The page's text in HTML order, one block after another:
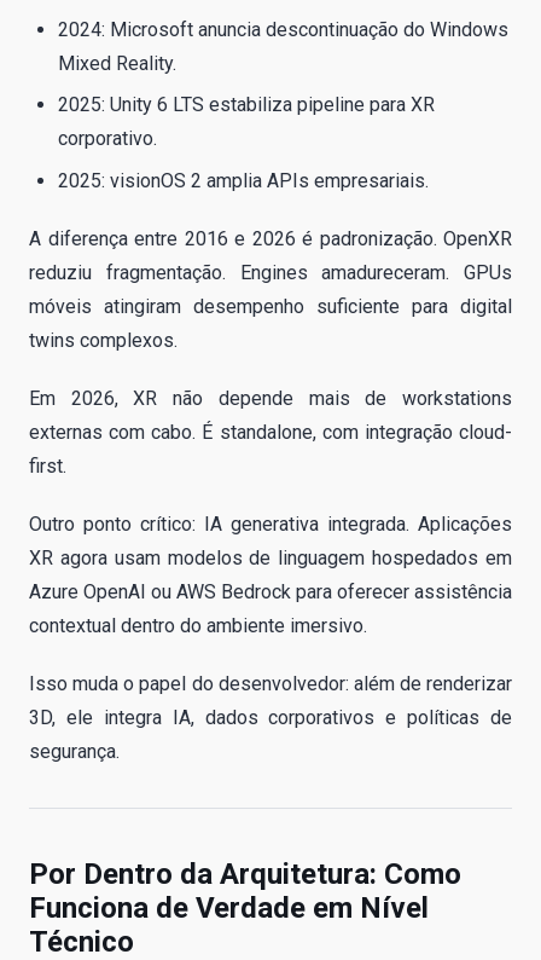
2024: Microsoft anuncia descontinuação do Windows
Mixed Reality.
2025: Unity 6 LTS estabiliza pipeline para XR
corporativo.
2025: visionOS 2 amplia APIs empresariais.
A diferença entre 2016 e 2026 é padronização. OpenXR
reduziu fragmentação. Engines amadureceram. GPUs
móveis atingiram desempenho suficiente para digital
twins complexos.
Em 2026, XR não depende mais de workstations
externas com cabo. É standalone, com integração cloud-
first.
Outro ponto crítico: IA generativa integrada. Aplicações
XR agora usam modelos de linguagem hospedados em
Azure OpenAI ou AWS Bedrock para oferecer assistência
contextual dentro do ambiente imersivo.
Isso muda o papel do desenvolvedor: além de renderizar
3D, ele integra IA, dados corporativos e políticas de
segurança.
Por Dentro da Arquitetura: Como
Funciona de Verdade em Nível
Técnico